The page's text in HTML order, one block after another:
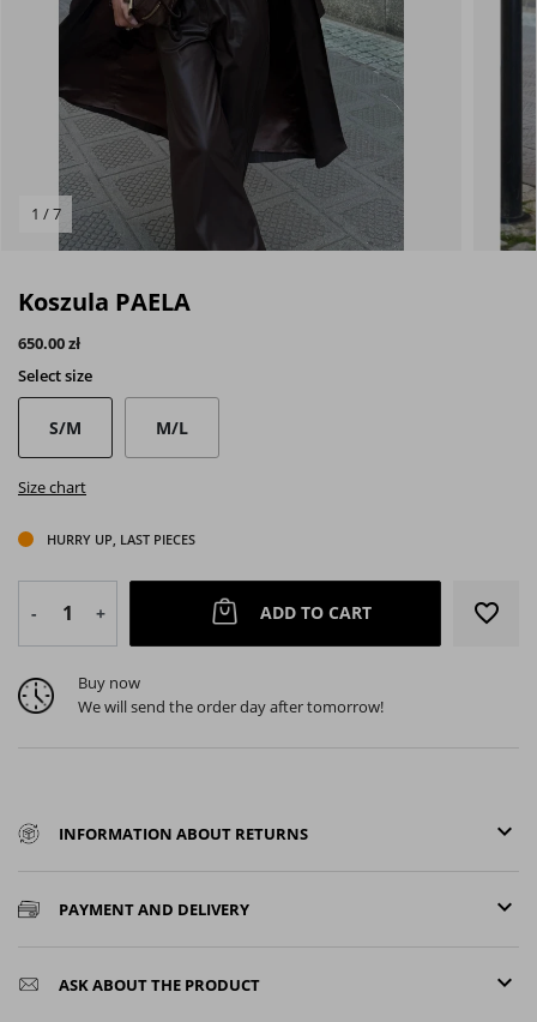
1 / 7
Koszula PAELA
650.00 zł
Selectsize
S/M M/L
Size chart
HURRY UP, LAST PIECES
- + ADD TO CART favorite_border
Buy now
We will send the order day after tomorrow!
keyboard_arrow_down
INFORMATION ABOUT RETURNS
keyboard_arrow_down
PAYMENT AND DELIVERY
keyboard_arrow_down
ASK ABOUT THE PRODUCT